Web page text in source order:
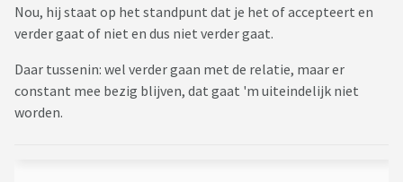
Nou, hij staat op het standpunt dat je het of accepteert en
verder gaat of niet en dus niet verder gaat.
Daar tussenin: wel verder gaan met de relatie, maar er
constant mee bezig blijven, dat gaat 'm uiteindelijk niet
worden.